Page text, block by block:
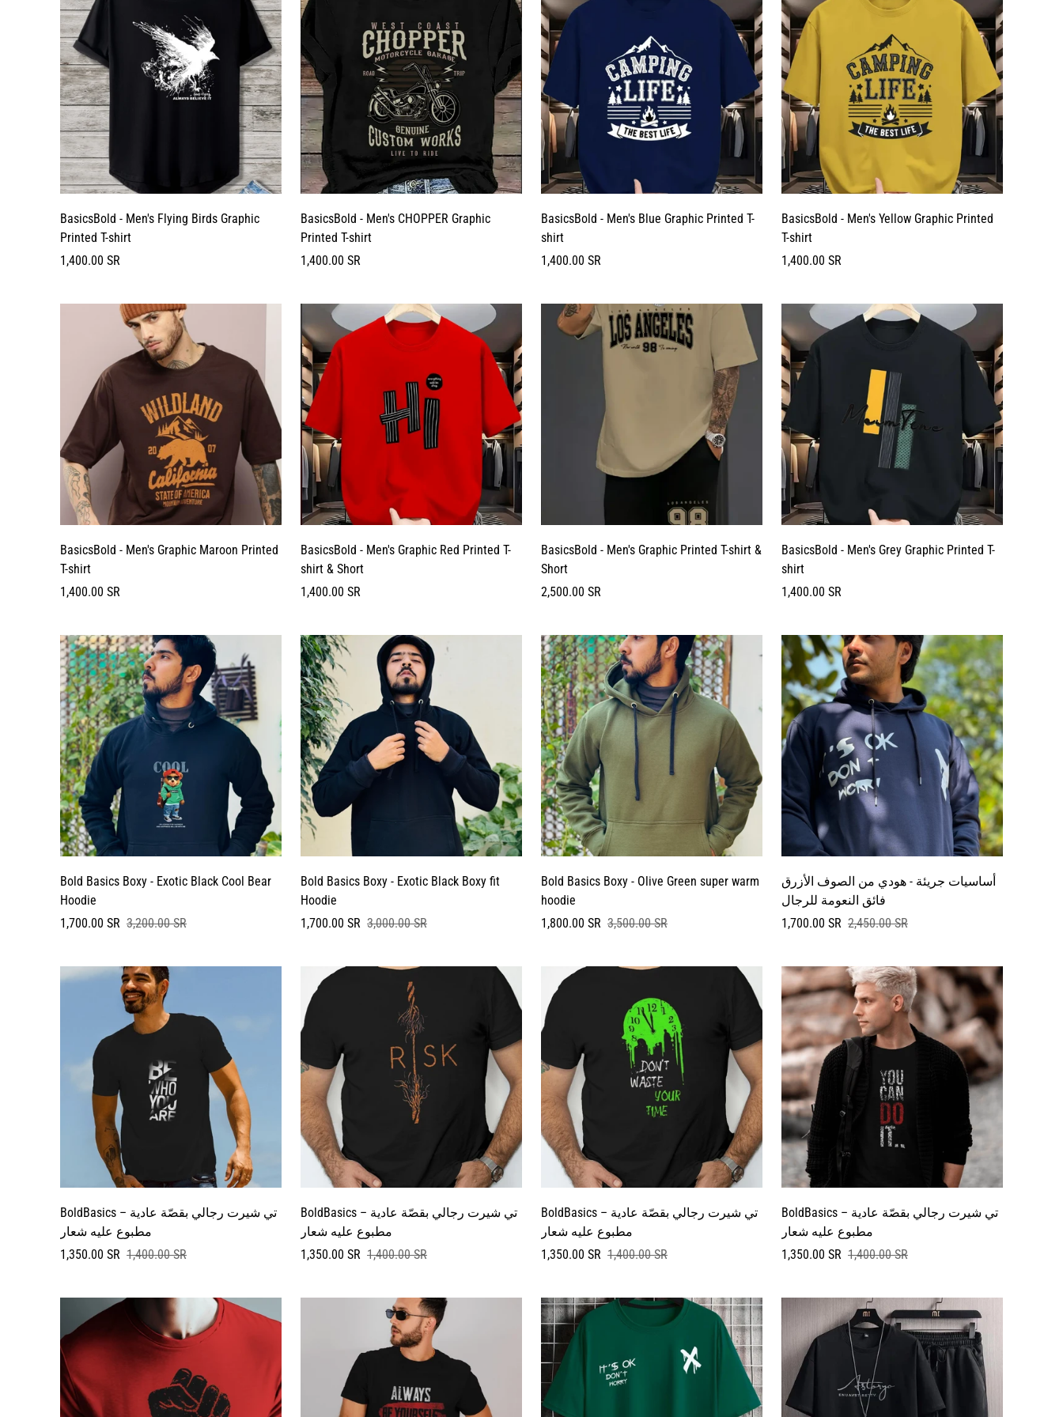
BasicsBold - Men's Flying Birds Graphic
Printed T-shirt
السعر
1,400.00 SR
BasicsBold - Men's CHOPPER Graphic
Printed T-shirt
السعر
1,400.00 SR
BasicsBold - Men's Blue Graphic Printed T-
shirt
السعر
1,400.00 SR
BasicsBold - Men's Yellow Graphic Printed
T-shirt
السعر
1,400.00 SR
BasicsBold - Men's Graphic Maroon Printed
T-shirt
السعر
1,400.00 SR
BasicsBold - Men's Graphic Red Printed T-
shirt & Short
السعر
1,400.00 SR
BasicsBold - Men's Graphic Printed T-shirt &
Short
السعر
2,500.00 SR
BasicsBold - Men's Grey Graphic Printed T-
shirt
السعر
1,400.00 SR
Bold Basics Boxy - Exotic Black Cool Bear
Hoodie
سعر
1,700.00 SR
السعر
3,200.00 SR
Bold Basics Boxy - Exotic Black Boxy fit
Hoodie
سعر
1,700.00 SR
السعر
3,000.00 SR
Bold Basics Boxy - Olive Green super warm
hoodie
سعر
1,800.00 SR
السعر
3,500.00 SR
أساسيات جريئة - هودي من الصوف الأزرق
فائق النعومة للرجال
سعر
1,700.00 SR
السعر
2,450.00 SR
BoldBasics – تي شيرت رجالي بقصّة عادية
مطبوع عليه شعار
سعر
1,350.00 SR
السعر
1,400.00 SR
BoldBasics – تي شيرت رجالي بقصّة عادية
مطبوع عليه شعار
سعر
1,350.00 SR
السعر
1,400.00 SR
BoldBasics – تي شيرت رجالي بقصّة عادية
مطبوع عليه شعار
سعر
1,350.00 SR
السعر
1,400.00 SR
BoldBasics – تي شيرت رجالي بقصّة عادية
مطبوع عليه شعار
سعر
1,350.00 SR
السعر
1,400.00 SR